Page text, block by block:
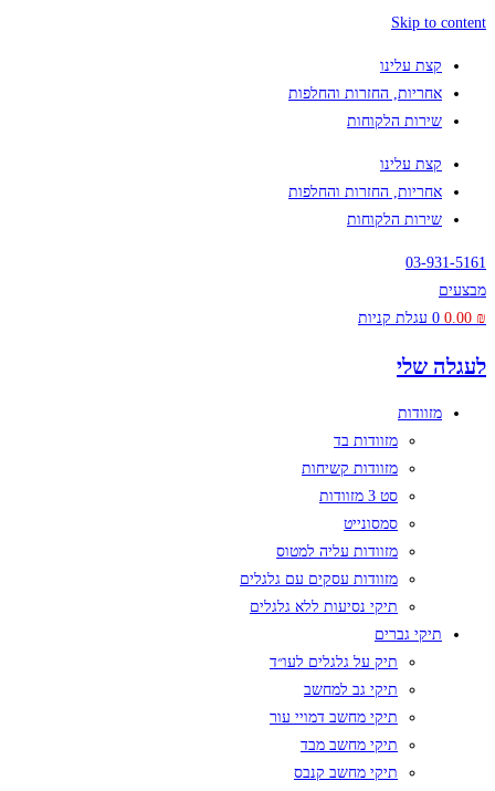
Skip to content
קצת עלינו
אחריות, החזרות והחלפות
שירות הלקוחות
קצת עלינו
אחריות, החזרות והחלפות
שירות הלקוחות
03-931-5161
מבצעים
0.00 ₪
0 עגלת קניות
לעגלה שלי
מזוודות
מזוודות בד
מזוודות קשיחות
סט 3 מזוודות
סמסונייט
מזוודות עליה למטוס
מזוודות עסקים עם גלגלים
תיקי נסיעות ללא גלגלים
תיקי גברים
תיק על גלגלים לעו״ד
תיקי גב למחשב
תיקי מחשב דמויי עור
תיקי מחשב מבד
תיקי מחשב קנבס